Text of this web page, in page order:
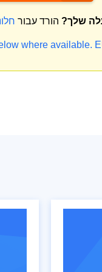
שלך? הורד עבור
where available.